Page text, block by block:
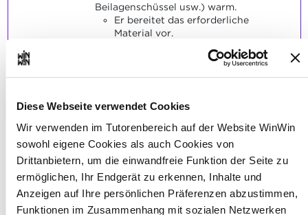
Diese Webseite verwendet Cookies
Wir verwenden im Tutorenbereich auf der Website WinWin
sowohl eigene Cookies als auch Cookies von
Drittanbietern, um die einwandfreie Funktion der Seite zu
ermöglichen, Ihr Endgerät zu erkennen, Inhalte und
Anzeigen auf Ihre persönlichen Präferenzen abzustimmen,
Funktionen im Zusammenhang mit sozialen Netzwerken
Beilagenschüssel usw.) warm.
Er bereitet das erforderliche
Material vor.
Material vor (Vorlegezange,
SOCKEL
Die Mise en place wird korrekt
durchgeführt.